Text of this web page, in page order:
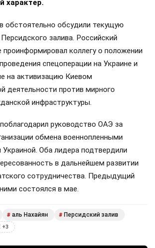
характер.
обстоятельно обсудили текущую
залива. Российский
проинформировал коллегу о положении
спецоперации на Украине и
на активизацию Киевом
деятельности против мирного
инфраструктуры.
руководство ОАЭ за
обмена военнопленными
Оба лидера подтвердили
в дальнейшем развитии
сотрудничества. Предыдущий
состоялся в мае.
# аль Нахайян # Персидский залив